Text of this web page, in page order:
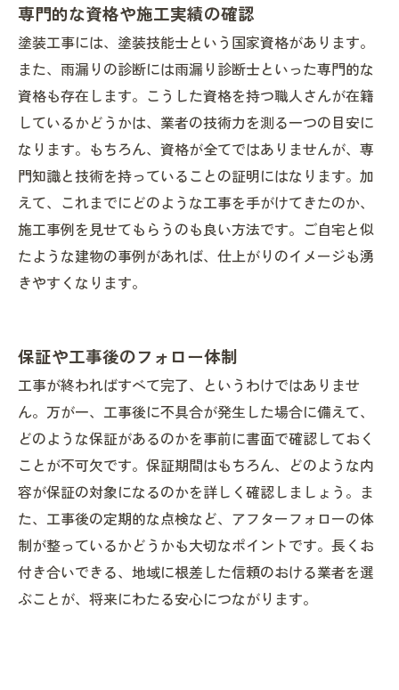
専門的な資格や施工実績の確認
塗装工事には、塗装技能士という国家資格があります。
また、雨漏りの診断には雨漏り診断士といった専門的な
資格も存在します。こうした資格を持つ職人さんが在籍
しているかどうかは、業者の技術力を測る一つの目安に
なります。もちろん、資格が全てではありませんが、専
門知識と技術を持っていることの証明にはなります。加
えて、これまでにどのような工事を手がけてきたのか、
施工事例を見せてもらうのも良い方法です。ご自宅と似
たような建物の事例があれば、仕上がりのイメージも湧
きやすくなります。
保証や工事後のフォロー体制
工事が終わればすべて完了、というわけではありませ
ん。万が一、工事後に不具合が発生した場合に備えて、
どのような保証があるのかを事前に書面で確認しておく
ことが不可欠です。保証期間はもちろん、どのような内
容が保証の対象になるのかを詳しく確認しましょう。ま
た、工事後の定期的な点検など、アフターフォローの体
制が整っているかどうかも大切なポイントです。長くお
付き合いできる、地域に根差した信頼のおける業者を選
ぶことが、将来にわたる安心につながります。